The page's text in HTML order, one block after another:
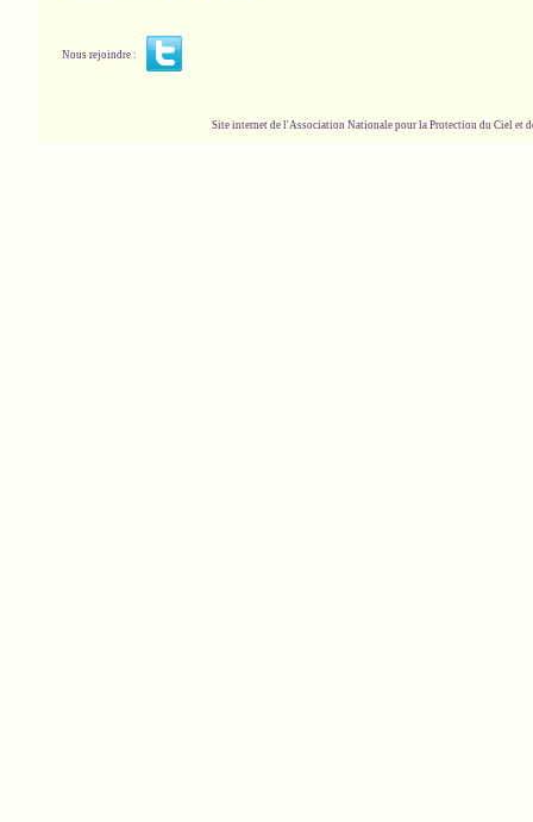
Nous rejoindre :
Site internet de l'Association Nationale pour la Protection du Ciel et de